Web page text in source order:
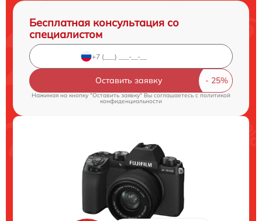
Бесплатная консультация со
специалистом
Оставить заявку
Нажимая на кнопку "Оставить заявку" Вы соглашаетесь c политикой
конфиденциальности